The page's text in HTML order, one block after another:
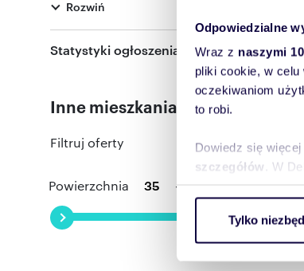
Odpowiedzialne
Wraz z naszymi
pliki cookie, w
oczekiwaniom
to robi.
Dowiedz się
szczegółów . W
ruch w naszej
reklamowym i
uzyskanymi
Tylko
W ramach SZÓSTEGO etapu powstanie 108
Wyboru można dokonać spośród 2,3,4-
Numer oferty: 6_M203
Rozwiń
Statystyki ogłoszenia:
Inne mieszkania dostępne w tej
Filtruj oferty
Powierzchnia -